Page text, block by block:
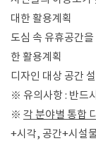
대한 활용계획
도심 속 유휴공간
한 활용계획
디자인 대상 공간
※ 유의사항 : 반드
※ 각 분야별 통합
+시각, 공간+시설